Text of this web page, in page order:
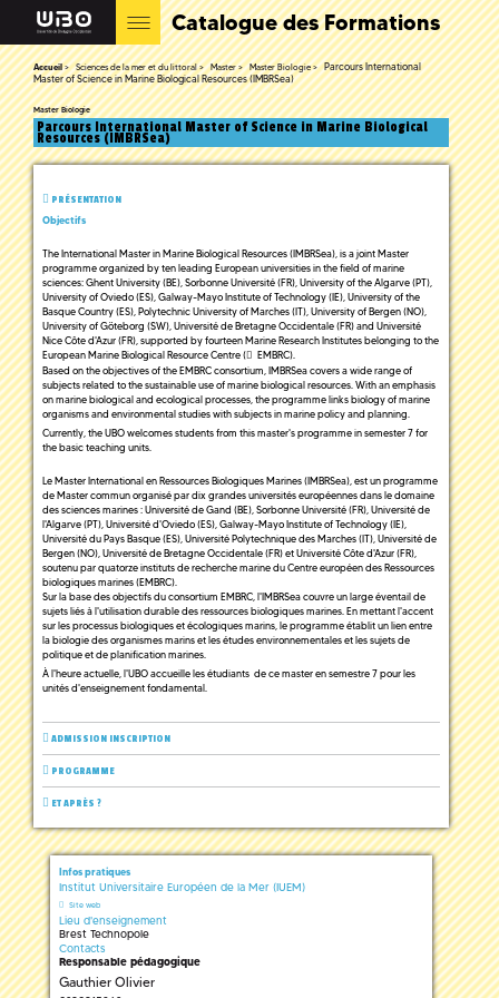
Catalogue des Formations
Accueil Sciences de la mer et du littoral Master Master Biologie
Parcours International
Master of Science in Marine Biological Resources (IMBRSea)
Master Biologie
Parcours International Master of Science in Marine Biological
Resources (IMBRSea)
PRÉSENTATION
Objectifs
The International Master in Marine Biological Resources (IMBRSea), is a joint Master
programme organized by ten leading European universities in the field of marine
sciences: Ghent University (BE), Sorbonne Université (FR), University of the Algarve (PT),
University of Oviedo (ES), Galway-Mayo Institute of Technology (IE), University of the
Basque Country (ES), Polytechnic University of Marches (IT), University of Bergen (NO),
University of Göteborg (SW), Université de Bretagne Occidentale (FR) and Université
Nice Côte d'Azur (FR), supported by fourteen Marine Research Institutes belonging to the
European Marine Biological Resource Centre (
EMBRC).
Based on the objectives of the EMBRC consortium, IMBRSea covers a wide range of
subjects related to the sustainable use of marine biological resources. With an emphasis
on marine biological and ecological processes, the programme links biology of marine
organisms and environmental studies with subjects in marine policy and planning.
Currently, the UBO welcomes students from this master's programme in semester 7 for
the basic teaching units.
Le Master International en Ressources Biologiques Marines (IMBRSea), est un programme
de Master commun organisé par dix grandes universités européennes dans le domaine
des sciences marines : Université de Gand (BE), Sorbonne Université (FR), Université de
l'Algarve (PT), Université d'Oviedo (ES), Galway-Mayo Institute of Technology (IE),
Université du Pays Basque (ES), Université Polytechnique des Marches (IT), Université de
Bergen (NO), Université de Bretagne Occidentale (FR) et Université Côte d'Azur (FR),
soutenu par quatorze instituts de recherche marine du Centre européen des Ressources
biologiques marines (EMBRC).
Sur la base des objectifs du consortium EMBRC, l'IMBRSea couvre un large éventail de
sujets liés à l'utilisation durable des ressources biologiques marines. En mettant l'accent
sur les processus biologiques et écologiques marins, le programme établit un lien entre
la biologie des organismes marins et les études environnementales et les sujets de
politique et de planification marines.
À l'heure actuelle, l'UBO accueille les étudiants de ce master en semestre 7 pour les
unités d'enseignement fondamental.
ADMISSION INSCRIPTION
PROGRAMME
ET APRÈS ?
Infos pratiques
Institut Universitaire Européen de la Mer (IUEM)
Site web
Lieu d'enseignement
Brest Technopole
Contacts
Responsable pédagogique
Gauthier Olivier